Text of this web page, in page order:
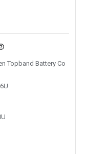
Topband Battery Co